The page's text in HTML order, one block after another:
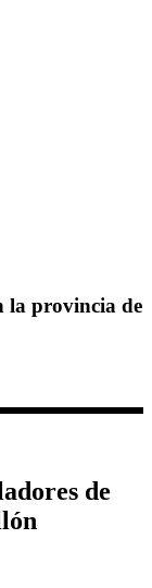
la provincia de
de